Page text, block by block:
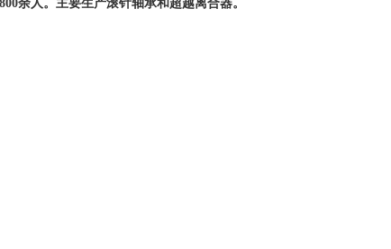
余人。主要生产滚针轴承和超越离合器。